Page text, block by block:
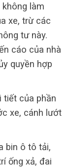
làm
xe, trừ các
tư này.
cáo của nhà
quyền hợp
tiết của phần
xe, cánh lướt
bin ô tô tải,
ống xả, đai